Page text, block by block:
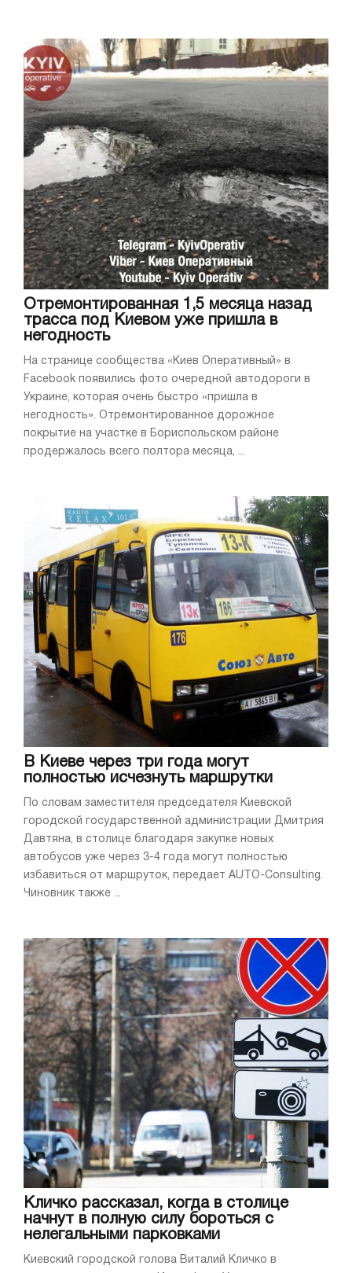
Отремонтированная 1,5 месяца назад
трасса под Киевом уже пришла в
негодность
На странице сообщества «Киев Оперативный» в
Facebook появились фото очередной автодороги в
Украине, которая очень быстро «пришла в
негодность». Отремонтированное дорожное
покрытие на участке в Бориспольском районе
продержалось всего полтора месяца, ...
В Киеве через три года могут
полностью исчезнуть маршрутки
По словам заместителя председателя Киевской
городской государственной администрации Дмитрия
Давтяна, в столице благодаря закупке новых
автобусов уже через 3-4 года могут полностью
избавиться от маршруток, передает AUTO-Consulting.
Чиновник также ...
Кличко рассказал, когда в столице
начнут в полную силу бороться с
нелегальными парковками
Киевский городской голова Виталий Кличко в